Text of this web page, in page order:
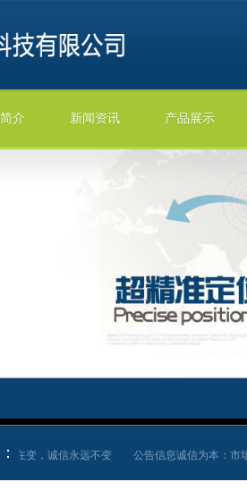
介 新闻资讯 产品展示
在变，诚信永远不变公告信息诚信为本：市场